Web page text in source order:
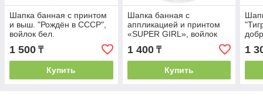
Шапка банная с принтом
и выш. "Рождён в СССР",
войлок бел.
1 500 ₸
Купить
Шапка банная с
аппликацией и принтом
«SUPER GIRL», войлок
1 400₸
Купить
1